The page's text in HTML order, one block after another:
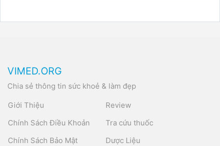
VIMED.ORG
Chia sẻ thông tin sức khoẻ & làm đẹp
Giới Thiệu
Chính Sách Điều Khoản
Chính Sách Bảo Mật
Review
Tra cứu thuốc
Dược Liệu